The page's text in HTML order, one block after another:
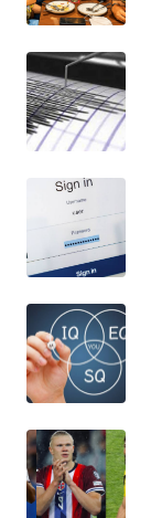
TRAVEL
WAHANA
TV
WAHANANEWS
ID
CO ID
WAHANANEWS
NET
WAHANA
SPORT